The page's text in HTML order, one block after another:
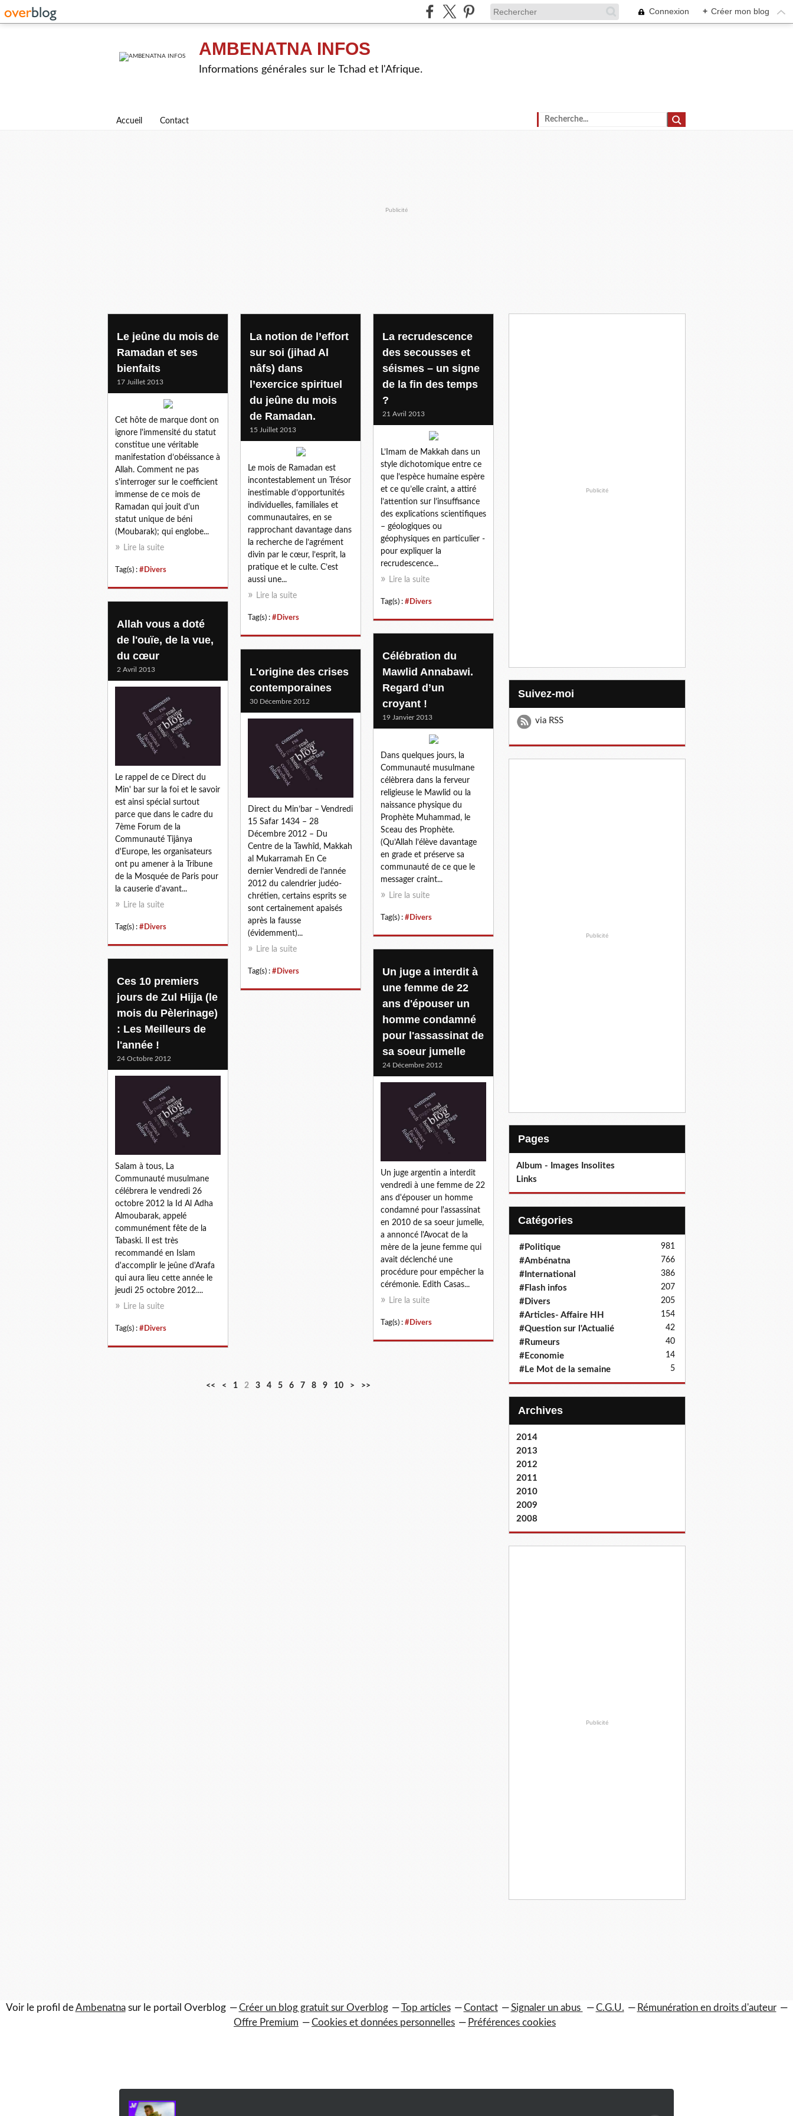
Connexion + Créer mon blog
AMBENATNA INFOS
Informations générales sur le Tchad et l'Afrique.
Accueil Contact
Publicité
divers
Le jeûne du mois de
Ramadan et ses
bienfaits
17 Juillet 2013
Cet hôte de marque dont on
ignore l'immensité du statut
constitue une véritable
manifestation d’obéissance à
Allah. Comment ne pas
s'interroger sur le coefficient
immense de ce mois de
Ramadan qui jouit d'un
statut unique de béni
(Moubarak); qui englobe...
Lire la suite
Tag(s) : #Divers
La notion de l’effort
sur soi (jihad Al
nâfs) dans
l’exercice spirituel
du jeûne du mois
de Ramadan.
15 Juillet 2013
Le mois de Ramadan est
incontestablement un Trésor
inestimable d’opportunités
individuelles, familiales et
communautaires, en se
rapprochant davantage dans
la recherche de l’agrément
divin par le cœur, l’esprit, la
pratique et le culte. C’est
aussi une...
Lire la suite
Tag(s) : #Divers
La recrudescence
des secousses et
séismes – un signe
de la fin des temps
?
21 Avril 2013
L’Imam de Makkah dans un
style dichotomique entre ce
que l’espèce humaine espère
et ce qu’elle craint, a attiré
l’attention sur l’insuffisance
des explications scientifiques
– géologiques ou
géophysiques en particulier -
pour expliquer la
recrudescence...
Lire la suite
Tag(s) : #Divers
Allah vous a doté
de l'ouïe, de la vue,
du cœur
2 Avril 2013
Le rappel de ce Direct du
Min' bar sur la foi et le savoir
est ainsi spécial surtout
parce que dans le cadre du
7ème Forum de la
Communauté Tijânya
d'Europe, les organisateurs
ont pu amener à la Tribune
de la Mosquée de Paris pour
la causerie d'avant...
Lire la suite
Tag(s) : #Divers
Célébration du
Mawlid Annabawi.
Regard d’un
croyant !
19 Janvier 2013
Dans quelques jours, la
Communauté musulmane
célèbrera dans la ferveur
religieuse le Mawlid ou la
naissance physique du
Prophète Muhammad, le
Sceau des Prophète.
(Qu’Allah l’élève davantage
en grade et préserve sa
communauté de ce que le
messager craint...
Lire la suite
Tag(s) : #Divers
L'origine des crises
contemporaines
30 Décembre 2012
Direct du Min’bar – Vendredi
15 Safar 1434 – 28
Décembre 2012 – Du
Centre de la Tawhîd, Makkah
al Mukarramah En Ce
dernier Vendredi de l’année
2012 du calendrier judéo-
chrétien, certains esprits se
sont certainement apaisés
après la fausse
(évidemment)...
Lire la suite
Tag(s) : #Divers
Un juge a interdit à
une femme de 22
ans d'épouser un
homme condamné
pour l'assassinat de
sa soeur jumelle
24 Décembre 2012
Un juge argentin a interdit
vendredi à une femme de 22
ans d'épouser un homme
condamné pour l'assassinat
en 2010 de sa soeur jumelle,
a annoncé l'Avocat de la
mère de la jeune femme qui
avait déclenché une
procédure pour empêcher la
cérémonie. Edith Casas...
Lire la suite
Tag(s) : #Divers
Ces 10 premiers
jours de Zul Hijja (le
mois du Pèlerinage)
: Les Meilleurs de
l'année !
24 Octobre 2012
Salam à tous, La
Communauté musulmane
célébrera le vendredi 26
octobre 2012 la Id Al Adha
Almoubarak, appelé
communément fête de la
Tabaski. Il est très
recommandé en Islam
d'accomplir le jeûne d'Arafa
qui aura lieu cette année le
jeudi 25 octobre 2012....
Lire la suite
Tag(s) : #Divers
<< < 1 2 3 4 5 6 7 8 9 10
2
> >>
Publicité
Suivez-moi
via RSS
Publicité
Pages
Album - Images Insolites
Links
Catégories
#Politique 981
#Ambénatna 766
#International 386
#Flash infos 207
#Divers 205
#Articles- Affaire HH 154
#Question sur l'Actualié 42
#Rumeurs 40
#Economie 14
#Le Mot de la semaine 5
Archives
2014
2013
2012
2011
2010
2009
2008
Publicité
Voir le profil deAmbenatnasur le portail Overblog Créer un blog gratuit sur Overblog Top articles Contact Signaler un abus C.G.U.
Rémunération en droits d'auteur
Offre Premium
Cookies et données personnelles Préférences cookies